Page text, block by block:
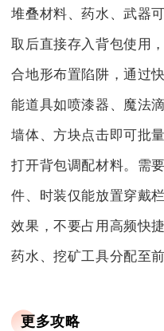
堆叠材料、药水、武器
取后直接存入背包使用
合地形布置陷阱，通过
能道具如喷漆器、魔法
墙体、方块点击即可批
打开背包调配材料。需
件、时装仅能放置穿戴
效果，不要占用高频快
药水、挖矿工具分配至
更多攻略